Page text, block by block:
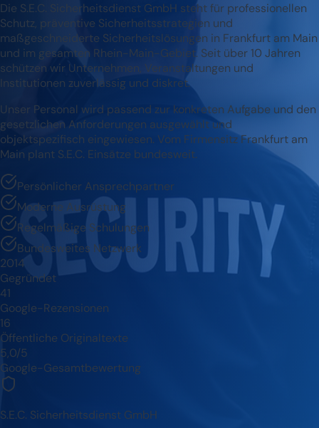
Die S.E.C. Sicherheitsdienst GmbH steht für professionellen
Schutz, präventive Sicherheitsstrategien und
maßgeschneiderte Sicherheitslösungen in Frankfurt am Main
und im gesamten Rhein-Main-Gebiet. Seit über 10 Jahren
schützen wir Unternehmen, Veranstaltungen und
Institutionen zuverlässig und diskret.
Unser Personal wird passend zur konkreten Aufgabe und den
gesetzlichen Anforderungen ausgewählt und
objektspezifisch eingewiesen. Vom Firmensitz Frankfurt am
Main plant S.E.C. Einsätze bundesweit.
Persönlicher Ansprechpartner
Moderne Ausrüstung
Regelmäßige Schulungen
Bundesweites Netzwerk
2014
Gegründet
41
Google-Rezensionen
16
Öffentliche Originaltexte
5,0/5
Google-Gesamtbewertung
S.E.C. Sicherheitsdienst GmbH